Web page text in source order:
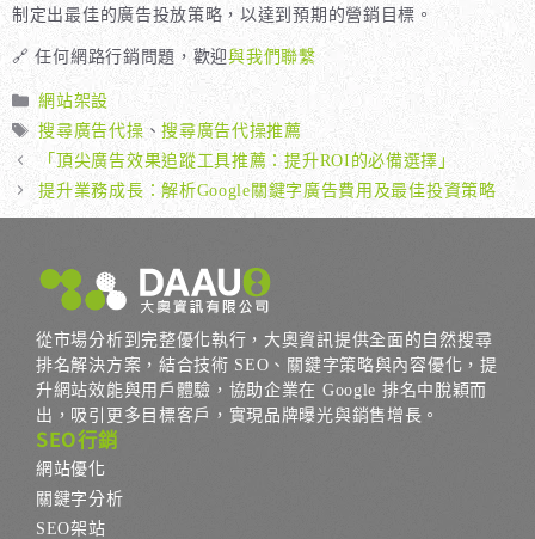
制定出最佳的廣告投放策略，以達到預期的營銷目標。
🔗 任何網路行銷問題，歡迎與我們聯繫
分
類
網站架設
標
籤
搜尋廣告代操 、搜尋廣告代操推薦
「頂尖廣告效果追蹤工具推薦：提升ROI的必備選擇」
提升業務成長：解析Google關鍵字廣告費用及最佳投資策略
從市場分析到完整優化執行，大奧資訊提供全面的自然搜尋
排名解決方案，結合技術 SEO、關鍵字策略與內容優化，提
升網站效能與用戶體驗，協助企業在 Google 排名中脫穎而
出，吸引更多目標客戶，實現品牌曝光與銷售增長。
SEO行銷
網站優化
關鍵字分析
SEO架站